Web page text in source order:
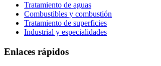
Tratamiento de aguas
Combustibles y combustión
Tratamiento de superficies
Industrial y especialidades
Enlaces rápidos